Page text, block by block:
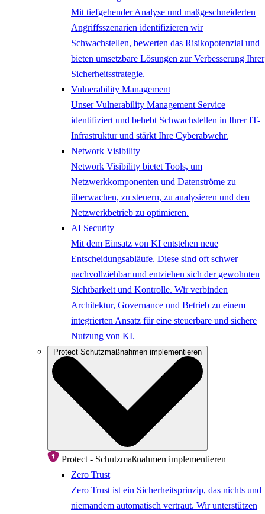
Mit tiefgehender Analyse und maßgeschneiderten
Angriffsszenarien identifizieren wir
Schwachstellen, bewerten das Risikopotenzial und
bieten umsetzbare Lösungen zur Verbesserung Ihrer
Sicherheitsstrategie.
Vulnerability Management
Unser Vulnerability Management Service
identifiziert und behebt Schwachstellen in Ihrer IT-
Infrastruktur und stärkt Ihre Cyberabwehr.
Network ​Visibility
Network Visibility bietet Tools, um
Netzwerkkomponenten und Datenströme zu
überwachen, zu steuern, zu analysieren und den
Netzwerkbetrieb zu optimieren.
AI Security
Mit dem Einsatz von KI entstehen neue
Entscheidungsabläufe. Diese sind oft schwer
nachvollziehbar und entziehen sich der gewohnten
Sichtbarkeit und Kontrolle. Wir verbinden
Architektur, Governance und Betrieb zu einem
integrierten Ansatz für eine steuerbare und sichere
Nutzung von KI.
Protect Schutzmaßnahmen implementieren
Protect - Schutzmaßnahmen implementieren
Zero Trust
Zero Trust ist ein Sicherheitsprinzip, das nichts und
niemandem automatisch vertraut. Wir unterstützen